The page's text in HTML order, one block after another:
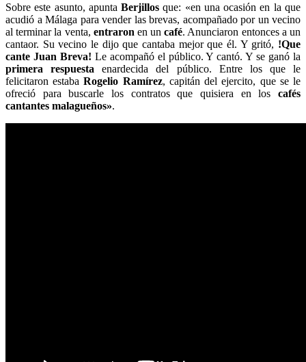
Sobre este asunto, apuntaBerjillos que: «en una ocasión en la que
acudió a Málaga para vender las brevas, acompañado por un vecino
al terminar la venta, entraron en uncafé. Anunciaron entonces a un
cantaor. Su vecino le dijo que cantaba mejor que él. Y gritó, !Que
cante Juan Breva! Le acompañó el público. Y cantó. Y se ganó la
primera
respuesta enardecida del público. Entre los que le
felicitaron estabaRogelio Ramírez, capitán del ejercito, que se le
ofreció para buscarle los contratos que quisiera en los cafés
cantantes malagueños».